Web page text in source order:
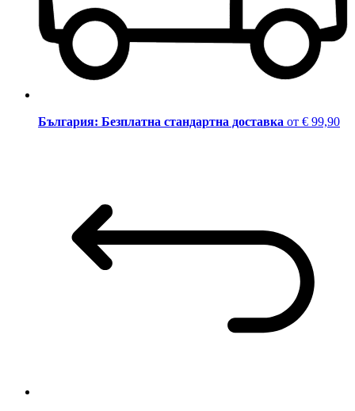
България: Безплатна стандартна доставка от € 99,90